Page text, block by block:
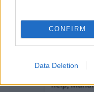
CONFIRM
Data Deletion